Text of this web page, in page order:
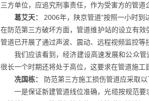
三方单位，应追究刑事责任，作为受害方的管道
葛艾天：
2006年，陕京管道“按照一小时
在防范第三方破坏方面，管道维护站的设立有
管道已开展了通过声波、震动、远程视频监控
我们应该看到，经济建设高速发展和公众
很长一个时期还将处于高位，这要求在管道施
冼国栋：
防范第三方施工损伤管道应采取
一是保证新建管道线位准确，光缆按规范